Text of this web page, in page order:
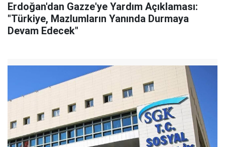
Erdoğan'dan Gazze'ye Yardım Açıklaması:
"Türkiye, Mazlumların Yanında Durmaya
Devam Edecek"